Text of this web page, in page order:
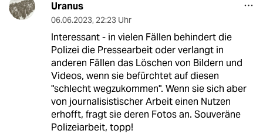
Uranus
06.06.2023, 22:23 Uhr
Interessant - in vielen Fällen behindert die
Polizei die Pressearbeit oder verlangt in
anderen Fällen das Löschen von Bildern und
Videos, wenn sie befürchtet auf diesen
"schlecht wegzukommen". Wenn sie sich aber
von journalisistischer Arbeit einen Nutzen
erhofft, fragt sie deren Fotos an. Souveräne
Polizeiarbeit, topp!